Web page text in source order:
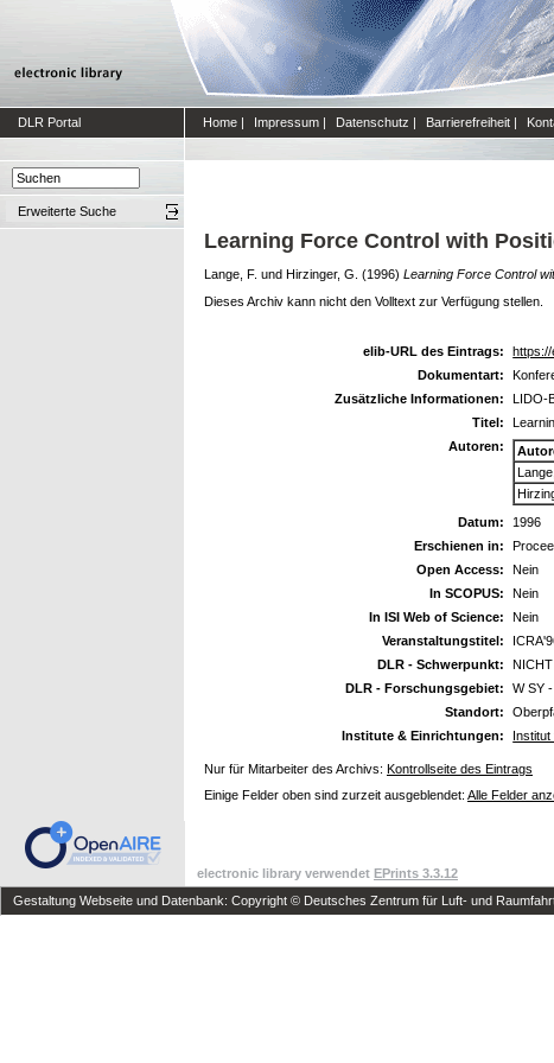
DLR Portal Home | Impressum | Datenschutz | Barrierefreiheit |
Erweiterte Suche
Learning Force Control with
Lange, F. und Hirzinger, G. (1996) Learning Force Control
Dieses Archiv kann nicht den Volltext zur Verfügung stellen.
elib-URL des Eintrags:
https://
Dokumentart:
Zusätzliche Informationen:
LIDO-
Titel:
Autoren:
Datum:
1996
Erschienen in:
Open Access:
Nein
In SCOPUS:
Nein
In ISI Web of Science:
Nein
Veranstaltungstitel:
DLR - Schwerpunkt:
DLR - Forschungsgebiet:
W SY
Standort:
Institute & Einrichtungen:
Nur für Mitarbeiter des Archivs: Kontrollseite des Eintrags
Einige Felder oben sind zurzeit ausgeblendet: Alle Felder
electronic library verwendet EPrints 3.3.12
Gestaltung Webseite und Datenbank: Copyright © Deutsches Zentrum für Luft- und